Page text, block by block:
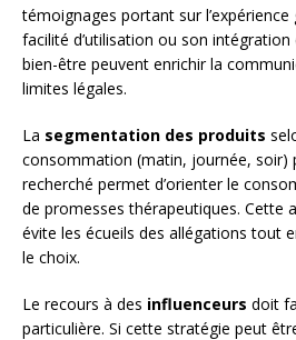
témoignages portant sur
facilité d’utilisation ou son
bien-être peuvent enrichir la
limites légales.
La segmentation des produits
consommation (matin, journée, soir)
recherché permet d’orienter le
de promesses thérapeutiques. Cette
évite les écueils des allégations tout
le choix.
Le recours à des influenceurs doit
particulière. Si cette stratégie peut